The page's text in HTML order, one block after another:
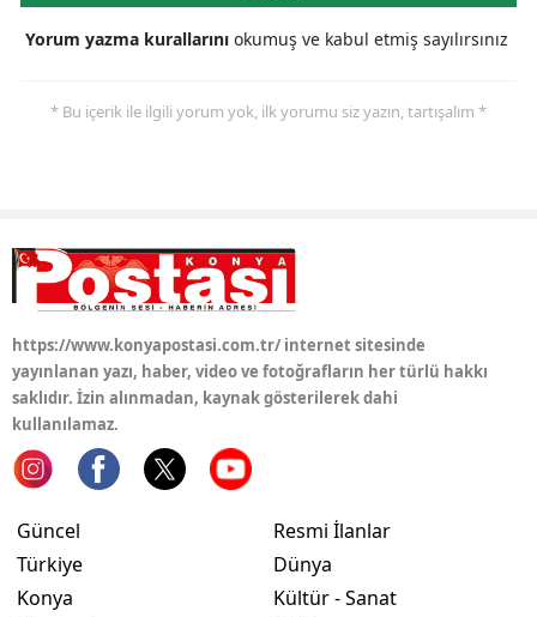
Yorum yazma kurallarını okumuş ve kabul etmiş sayılırsınız
* Bu içerik ile ilgili yorum yok, ilk yorumu siz yazın, tartışalım *
https://www.konyapostasi.com.tr/ internet sitesinde
yayınlanan yazı, haber, video ve fotoğrafların her türlü hakkı
saklıdır. İzin alınmadan, kaynak gösterilerek dahi
kullanılamaz.
Güncel
Türkiye
Konya
Resmi İlanlar
Dünya
Kültür - Sanat